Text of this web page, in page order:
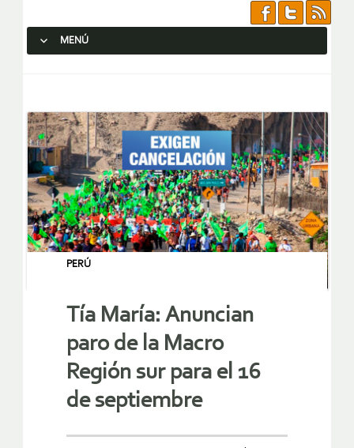
MENÚ
PERÚ
Tía María: Anuncian
paro de la Macro
Región sur para el 16
de septiembre